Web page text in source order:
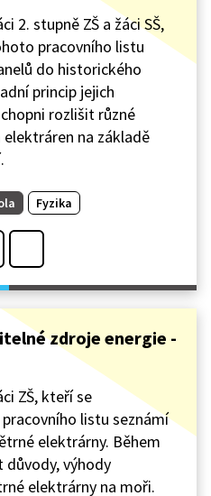
2. stupně ZŠ a žáci SŠ,
pracovního listu
do historického
princip jejich
rozlišit různé
na základě
Fyzika
zdroje energie -
ZŠ, kteří se
listu seznámí
elektrárny. Během
důvody, výhody
elektrárny na moři.